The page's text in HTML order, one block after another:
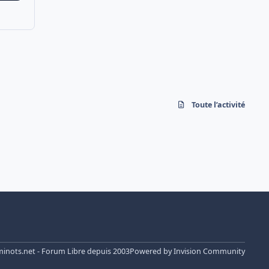
Toute l’activité
- Forum Libre depuis 2003Powered byInvision Community